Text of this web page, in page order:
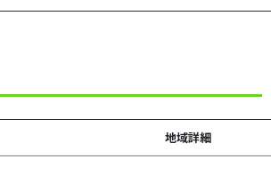
地域詳細